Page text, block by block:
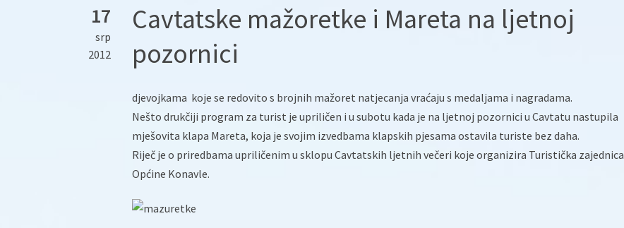
17
srp
2012
Cavtatske mažoretke i Mareta na ljetnoj
pozornici
djevojkama koje se redovito s brojnih mažoret natjecanja vraćaju s medaljama i nagradama.
Nešto drukčiji program za turist je upriličen i u subotu kada je na ljetnoj pozornici u Cavtatu nastupila
mješovita klapa Mareta, koja je svojim izvedbama klapskih pjesama ostavila turiste bez daha.
Riječ je o priredbama upriličenim u sklopu Cavtatskih ljetnih večeri koje organizira Turistička zajednica
Općine Konavle.